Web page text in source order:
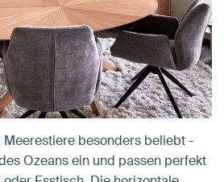
besonders beliebt -
Ozeans ein und passen perfekt